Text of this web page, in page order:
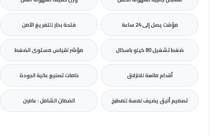
مؤقت يصل إلى 24 ساعة فتحة بخار للتفريغ الآمن
ضغط تشغيل 80 كيلو باسكال مؤشر لقياس مستوى الضغط
أقدام مانعة للانزلاق خامات تصنيع عالية الجودة
تصميم أنيق يضيف لمسة للمطبخ الضمان الشامل : عامين